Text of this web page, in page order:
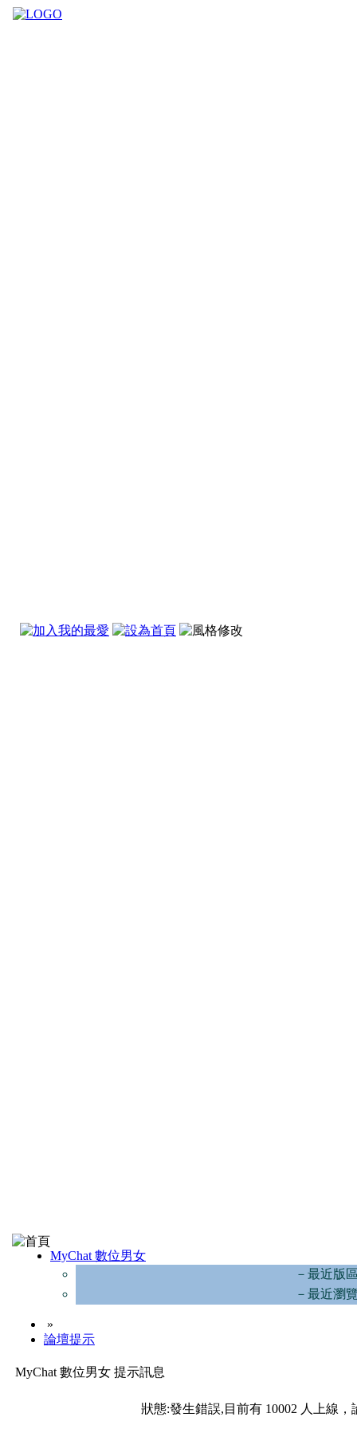
MyChat 數位男女
－最近版
－最近瀏
»
論壇提示
MyChat 數位男女 提示訊息
狀態:發生錯誤,目前有 10002 人上線